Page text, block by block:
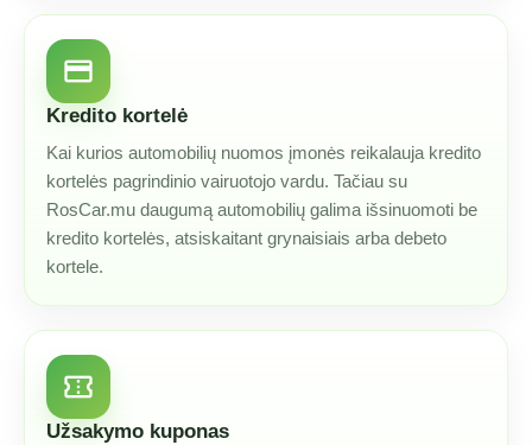
credit_card
Kredito kortelė
Kai kurios automobilių nuomos įmonės reikalauja kredito
kortelės pagrindinio vairuotojo vardu. Tačiau su
RosCar.mu daugumą automobilių galima išsinuomoti be
kredito kortelės, atsiskaitant grynaisiais arba debeto
kortele.
confirmation_number
Užsakymo kuponas